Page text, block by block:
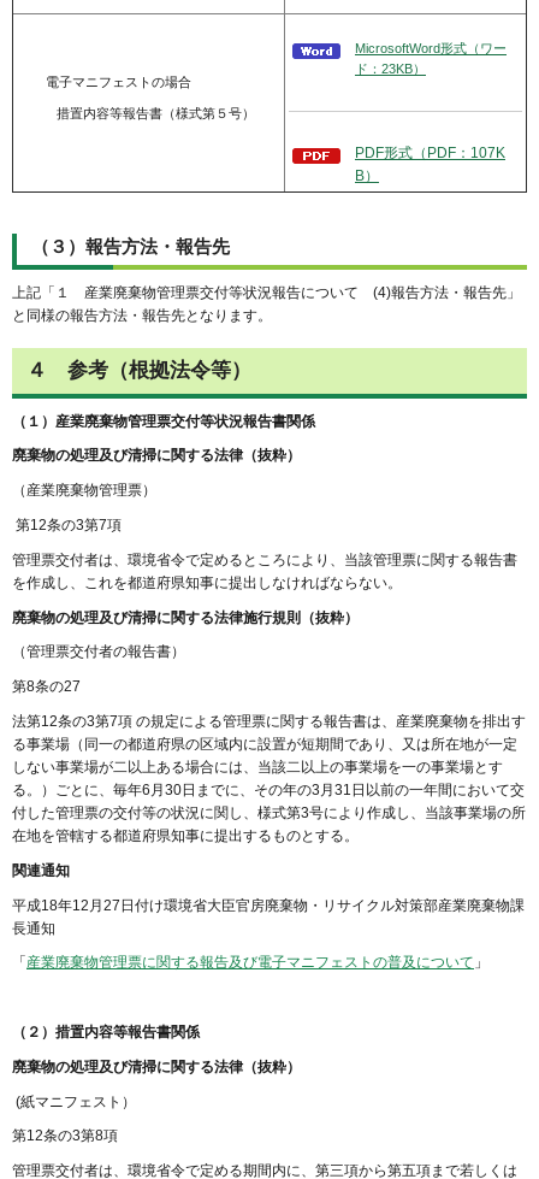
電子マニフェストの場合
措置内容等報告書（様式第５号）
MicrosoftWord形式（ワー
ド：23KB）
PDF形式（PDF：107K
B）
（３）報告方法・報告先
上記「１ 産業廃棄物管理票交付等状況報告について (4)報告方法・報告先」
と同様の報告方法・報告先となります。
４ 参考（根拠法令等）
（１）産業廃棄物管理票交付等状況報告書関係
廃棄物の処理及び清掃に関する法律（抜粋）
（産業廃棄物管理票）
第12条の3第7項
管理票交付者は、環境省令で定めるところにより、当該管理票に関する報告書
を作成し、これを都道府県知事に提出しなければならない。
廃棄物の処理及び清掃に関する法律施行規則（抜粋）
（管理票交付者の報告書）
第8条の27
法第12条の3第7項 の規定による管理票に関する報告書は、産業廃棄物を排出す
る事業場（同一の都道府県の区域内に設置が短期間であり、又は所在地が一定
しない事業場が二以上ある場合には、当該二以上の事業場を一の事業場とす
る。）ごとに、毎年6月30日までに、その年の3月31日以前の一年間において交
付した管理票の交付等の状況に関し、様式第3号により作成し、当該事業場の所
在地を管轄する都道府県知事に提出するものとする。
関連通知
平成18年12月27日付け環境省大臣官房廃棄物・リサイクル対策部産業廃棄物課
長通知
「 産業廃棄物管理票に関する報告及び電子マニフェストの普及について 」
（２）措置内容等報告書関係
廃棄物の処理及び清掃に関する法律（抜粋）
(紙マニフェスト）
第12条の3第8項
管理票交付者は、環境省令で定める期間内に、第三項から第五項まで若しくは